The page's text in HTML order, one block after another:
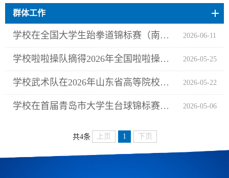
群体工作
2026-06-11
学校在全国大学生跆拳道锦标赛（南方赛区）斩获佳绩
2026-05-25
学校啦啦操队摘得2026年全国啦啦操锦标赛四项桂冠
2026-05-22
学校武术队在2026年山东省高等院校太极拳锦标赛斩获佳绩
2026-05-06
学校在首届青岛市大学生台球锦标赛中勇夺桂冠
共4条 上页 1 下页